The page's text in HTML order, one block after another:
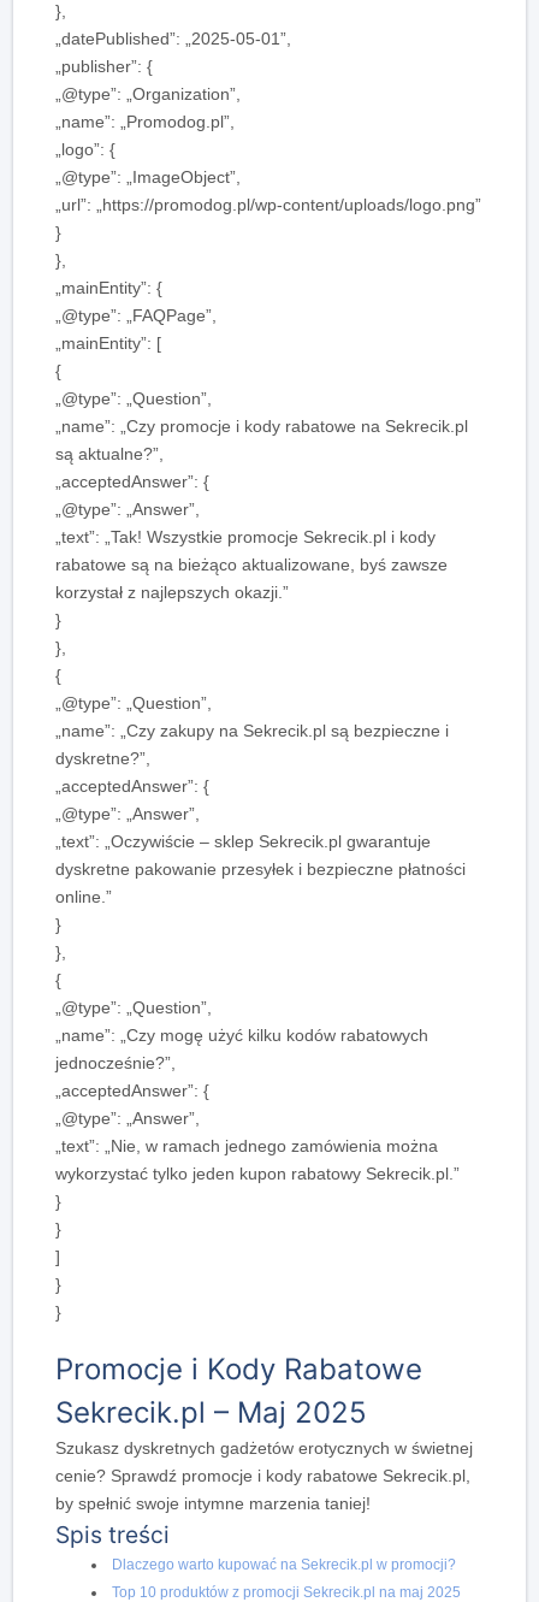
},
„datePublished”: „2025-05-01”,
„publisher”: {
„@type”: „Organization”,
„name”: „Promodog.pl”,
„logo”: {
„@type”: „ImageObject”,
„url”: „https://promodog.pl/wp-content/uploads/logo.png”
}
},
„mainEntity”: {
„@type”: „FAQPage”,
„mainEntity”: [
{
„@type”: „Question”,
„name”: „Czy promocje i kody rabatowe na Sekrecik.pl
są aktualne?”,
„acceptedAnswer”: {
„@type”: „Answer”,
„text”: „Tak! Wszystkie promocje Sekrecik.pl i kody
rabatowe są na bieżąco aktualizowane, byś zawsze
korzystał z najlepszych okazji.”
}
},
{
„@type”: „Question”,
„name”: „Czy zakupy na Sekrecik.pl są bezpieczne i
dyskretne?”,
„acceptedAnswer”: {
„@type”: „Answer”,
„text”: „Oczywiście – sklep Sekrecik.pl gwarantuje
dyskretne pakowanie przesyłek i bezpieczne płatności
online.”
}
},
{
„@type”: „Question”,
„name”: „Czy mogę użyć kilku kodów rabatowych
jednocześnie?”,
„acceptedAnswer”: {
„@type”: „Answer”,
„text”: „Nie, w ramach jednego zamówienia można
wykorzystać tylko jeden kupon rabatowy Sekrecik.pl.”
}
}
]
}
}
Promocje i Kody Rabatowe
Sekrecik.pl – Maj 2025
Szukasz dyskretnych gadżetów erotycznych w świetnej
cenie? Sprawdź promocje i kody rabatowe Sekrecik.pl,
by spełnić swoje intymne marzenia taniej!
Spis treści
Dlaczego warto kupować na Sekrecik.pl w promocji?
Top 10 produktów z promocji Sekrecik.pl na maj 2025